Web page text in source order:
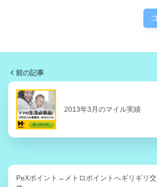
前の記事
2013年3月のマイル実績
PeXポイント→メトロポイントへギリギリ交